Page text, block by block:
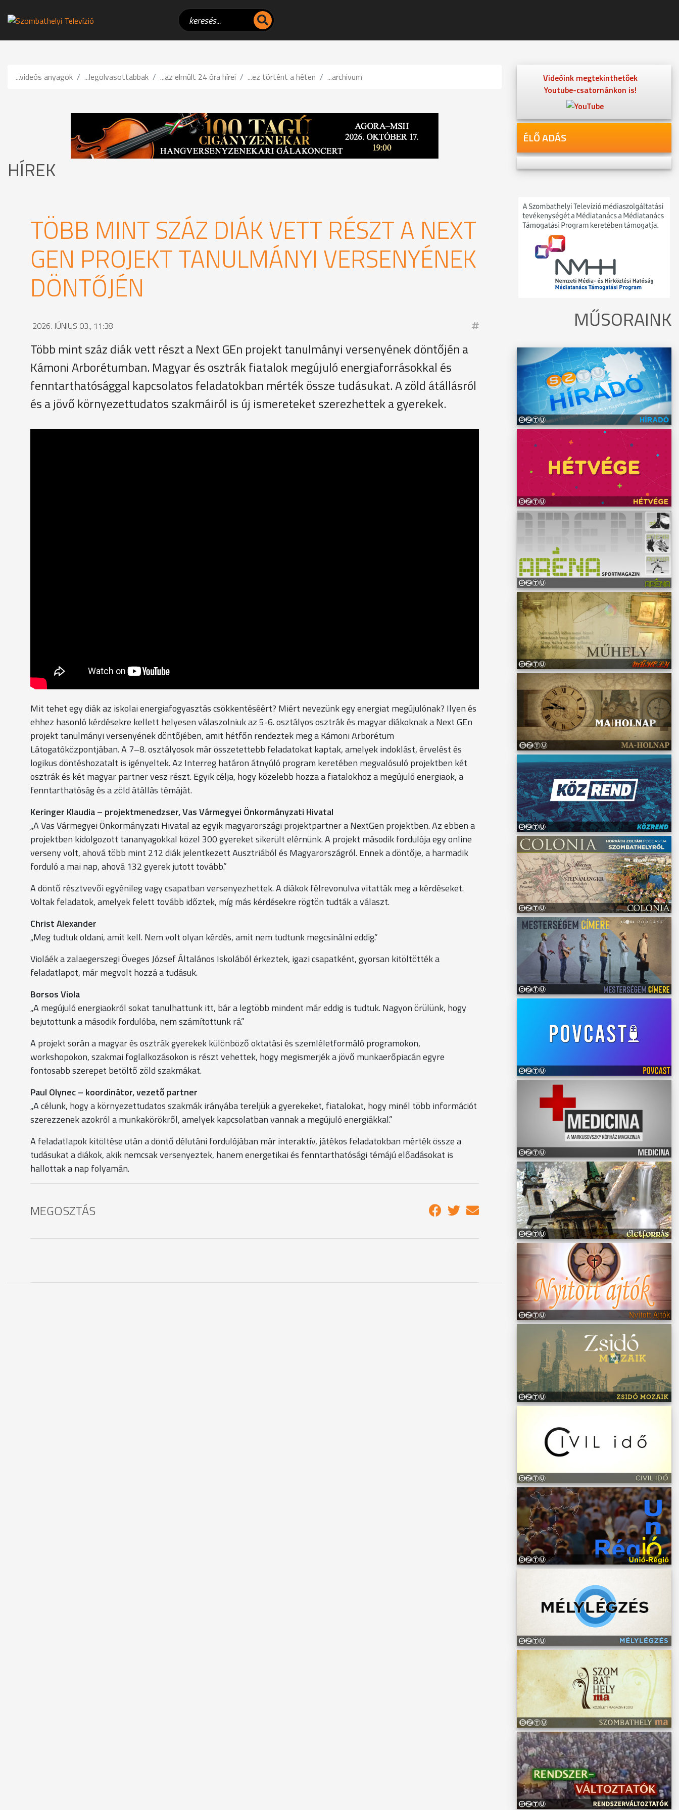
...videós anyagok ...legolvasottabbak ...az elmúlt 24 óra hírei ...ez történt a héten ...archivum
HÍREK
TÖBB MINT SZÁZ DIÁK VETT RÉSZT A NEXT
GEN PROJEKT TANULMÁNYI VERSENYÉNEK
DÖNTŐJÉN
2026. JÚNIUS 03., 11:38
Több mint száz diák vett részt a Next GEn projekt tanulmányi versenyének döntőjén a
Kámoni Arborétumban. Magyar és osztrák fiatalok megújuló energiaforrásokkal és
fenntarthatósággal kapcsolatos feladatokban mérték össze tudásukat. A zöld átállásról
és a jövő környezettudatos szakmáiról is új ismereteket szerezhettek a gyerekek.
Mit tehet egy diák az iskolai energiafogyasztás csökkentéséért? Miért nevezünk egy energiat megújulónak? Ilyen és
ehhez hasonló kérdésekre kellett helyesen válaszolniuk az 5-6. osztályos osztrák és magyar diákoknak a Next GEn
projekt tanulmányi versenyének döntőjében, amit hétfőn rendeztek meg a Kámoni Arborétum
Látogatóközpontjában. A 7–8. osztályosok már összetettebb feladatokat kaptak, amelyek indoklást, érvelést és
logikus döntéshozatalt is igényeltek. Az Interreg határon átnyúló program keretében megvalósuló projektben két
osztrák és két magyar partner vesz részt. Egyik célja, hogy közelebb hozza a fiatalokhoz a megújuló energiaok, a
fenntarthatóság és a zöld átállás témáját.
Keringer Klaudia – projektmenedzser, Vas Vármegyei Önkormányzati Hivatal
„A Vas Vármegyei Önkormányzati Hivatal az egyik magyarországi projektpartner a NextGen projektben. Az ebben a
projektben kidolgozott tananyagokkal közel 300 gyereket sikerült elérnünk. A projekt második fordulója egy online
verseny volt, ahová több mint 212 diák jelentkezett Ausztriából és Magyarországról. Ennek a döntője, a harmadik
forduló a mai nap, ahová 132 gyerek jutott tovább.”
A döntő résztvevői egyénileg vagy csapatban versenyezhettek. A diákok félrevonulva vitatták meg a kérdéseket.
Voltak feladatok, amelyek felett tovább időztek, míg más kérdésekre rögtön tudták a választ.
Christ Alexander
„Meg tudtuk oldani, amit kell. Nem volt olyan kérdés, amit nem tudtunk megcsinálni eddig.”
Violáék a zalaegerszegi Öveges József Általános Iskolából érkeztek, igazi csapatként, gyorsan kitöltötték a
feladatlapot, már megvolt hozzá a tudásuk.
Borsos Viola
„A megújuló energiaokról sokat tanulhattunk itt, bár a legtöbb mindent már eddig is tudtuk. Nagyon örülünk, hogy
bejutottunk a második fordulóba, nem számítottunk rá.”
A projekt során a magyar és osztrák gyerekek különböző oktatási és szemléletformáló programokon,
workshopokon, szakmai foglalkozásokon is részt vehettek, hogy megismerjék a jövő munkaerőpiacán egyre
fontosabb szerepet betöltő zöld szakmákat.
Paul Olynec – koordinátor, vezető partner
„A célunk, hogy a környezettudatos szakmák irányába tereljük a gyerekeket, fiatalokat, hogy minél több információt
szerezzenek azokról a munkakörökről, amelyek kapcsolatban vannak a megújuló energiákkal.”
A feladatlapok kitöltése után a döntő délutáni fordulójában már interaktív, játékos feladatokban mérték össze a
tudásukat a diákok, akik nemcsak versenyeztek, hanem energetikai és fenntarthatósági témájú előadásokat is
hallottak a nap folyamán.
MEGOSZTÁS
Videóink megtekinthetőek
Youtube-csatornánkon is!
ÉLŐ ADÁS
MŰSORAINK